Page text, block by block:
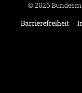
© 2026
Barrierefreiheit ·